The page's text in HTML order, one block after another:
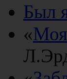
Был
«